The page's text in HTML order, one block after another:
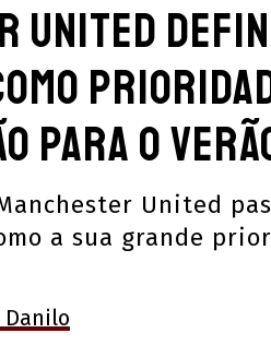
United
para o
United
a sua grande